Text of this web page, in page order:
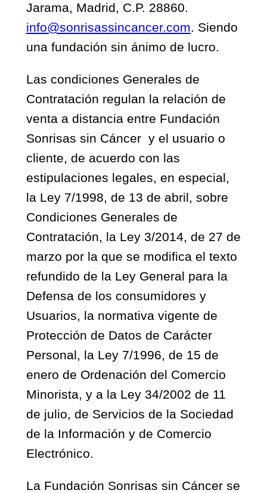
Jarama, Madrid, C.P. 28860.
info@sonrisassincancer.com. Siendo
una fundación sin ánimo de lucro.
Las condiciones Generales de
Contratación regulan la relación de
venta a distancia entre Fundación
Sonrisas sin Cáncer y el usuario o
cliente, de acuerdo con las
estipulaciones legales, en especial,
la Ley 7/1998, de 13 de abril, sobre
Condiciones Generales de
Contratación, la Ley 3/2014, de 27 de
marzo por la que se modifica el texto
refundido de la Ley General para la
Defensa de los consumidores y
Usuarios, la normativa vigente de
Protección de Datos de Carácter
Personal, la Ley 7/1996, de 15 de
enero de Ordenación del Comercio
Minorista, y a la Ley 34/2002 de 11
de julio, de Servicios de la Sociedad
de la Información y de Comercio
Electrónico.
La Fundación Sonrisas sin Cáncer se